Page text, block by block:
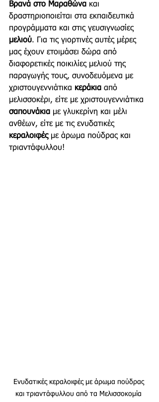
Βρανά στο Μαραθώνα και
δραστηριοποιείται στα εκπαιδευτικά
προγράμματα και στις γευσιγνωσίες
μελιού. Για τις γιορτινές αυτές μέρες
μας έχουν ετοιμάσει δώρα από
διαφορετικές ποικιλίες μελιού της
παραγωγής τους, συνοδευόμενα με
χριστουγεννιάτικα κεράκια από
μελισσοκέρι, είτε με χριστουγεννιάτικα
σαπουνάκια με γλυκερίνη και μέλι
ανθέων, είτε με τις ενυδατικές
κεραλοιφές με άρωμα πούδρας και
τριαντάφυλλου!
Ενυδατικές κεραλοιφές με άρωμα πούδρας
και τριαντάφυλλου από τα Μελισσοκομία